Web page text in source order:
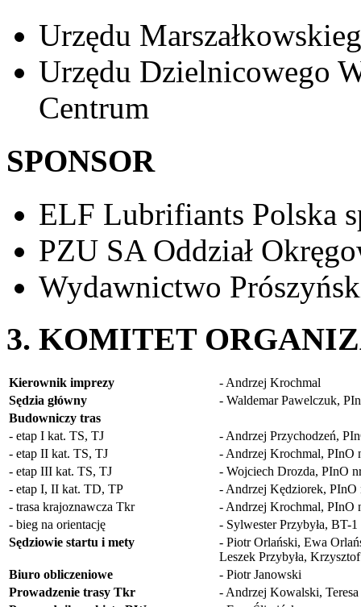
Urzędu
Urzędu Dzielnicowego
Centrum
SPONSOR
ELF Lubrifiants Polska
PZU SA Oddział
Wydawnictwo
3. KOMITET
Kierownik imprezy
- Andrzej Krochmal
Sędzia główny
- Waldemar Pawelczuk,
Budowniczy tras
- etap I kat. TS, TJ
- Andrzej Przychodzeń,
- etap II kat. TS, TJ
- Andrzej Krochmal, PInO
- etap III kat. TS, TJ
- Wojciech Drozda, PInO
- etap I, II kat. TD, TP
- Andrzej Kędziorek, PInO
- trasa krajoznawcza Tkr
- Andrzej Krochmal, PInO
- bieg na orientację
- Sylwester Przybyła, BT-1
Sędziowie startu i mety
- Piotr Orlański, Ewa
Leszek Przybyła,
Biuro obliczeniowe
- Piotr Janowski
Prowadzenie trasy Tkr
- Andrzej Kowalski,